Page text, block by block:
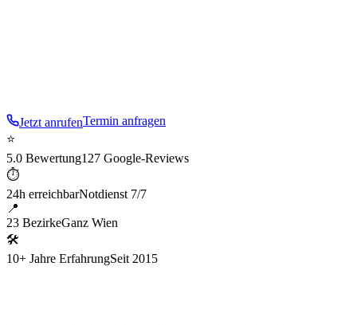
Jetzt anrufenTermin anfragen
⭐
5.0 Bewertung127 Google-Reviews
⏱
24h erreichbarNotdienst 7/7
📍
23 BezirkeGanz Wien
🛠
10+ Jahre ErfahrungSeit 2015